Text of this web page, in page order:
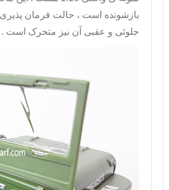
بازشونده است ، حالت فرمان
جلوئی و عقبی آن نیز متحرک است .